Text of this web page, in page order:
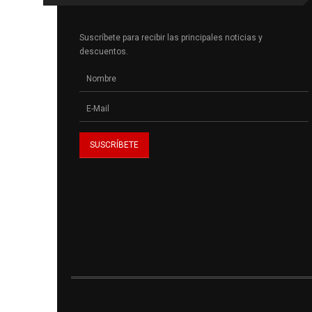
Suscríbete para recibir las principales noticias y
descuentos.